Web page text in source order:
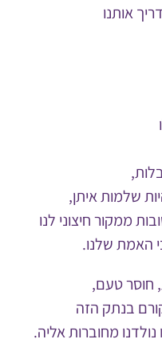
אותנו
שלמות איתן,
ממקור חיצוני לנו
האמת שלנו.
חוסר טעם,
בנתק הזה
מחוברות אליה.